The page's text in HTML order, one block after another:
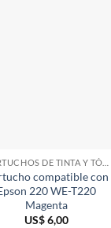
compatible con
220 WE-T220
Magenta
US$6,00